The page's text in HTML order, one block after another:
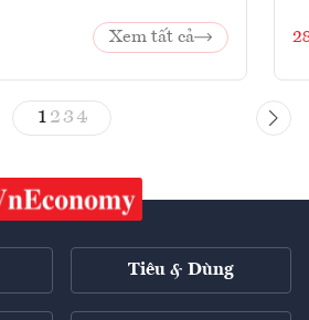
Xem tất cả
1 23 4
Tiêu & Dùng